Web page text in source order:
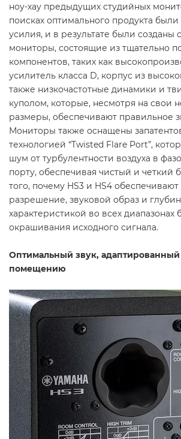
ноу-хау предыдущих студийных
поисках оптимального продукта
усилия, и в результате были созданы
мониторы, состоящие из тщательно
компонентов, таких как
усилитель класса D, корпус из
также низкочастотные динамики и
куполом, которые, несмотря на свои
размеры, обеспечивают правильное
Мониторы также оснащены
технологией “Twisted Flare Port”,
шум от турбулентности воздуха в
порту, обеспечивая чистый и четкий
того, почему HS3 и HS4
разрешение, звуковой образ и
характеристикой во всех диапазонах
окрашивания исходного сигнала.
Оптимальный звук,
помещению